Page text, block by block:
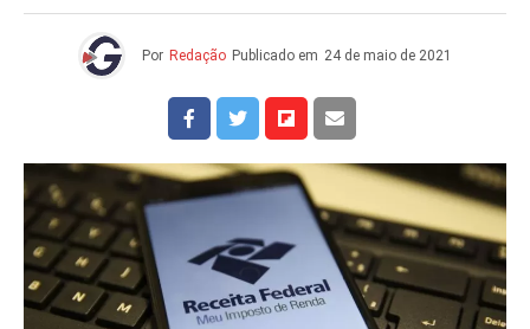
Por Redação Publicado em 24 de maio de 2021